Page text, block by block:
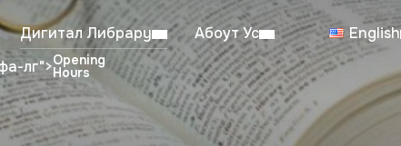
Дигитал Либрарy Абоут Ус
English
лг">
Reading Room: 08:00–23:00